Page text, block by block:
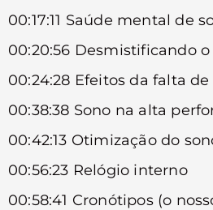
00:17:11 Saúde mental de
00:20:56 Desmistificando o
00:24:28 Efeitos da falta de
00:38:38 Sono na alta
00:42:13 Otimização do
00:56:23 Relógio interno
00:58:41 Cronótipos (o